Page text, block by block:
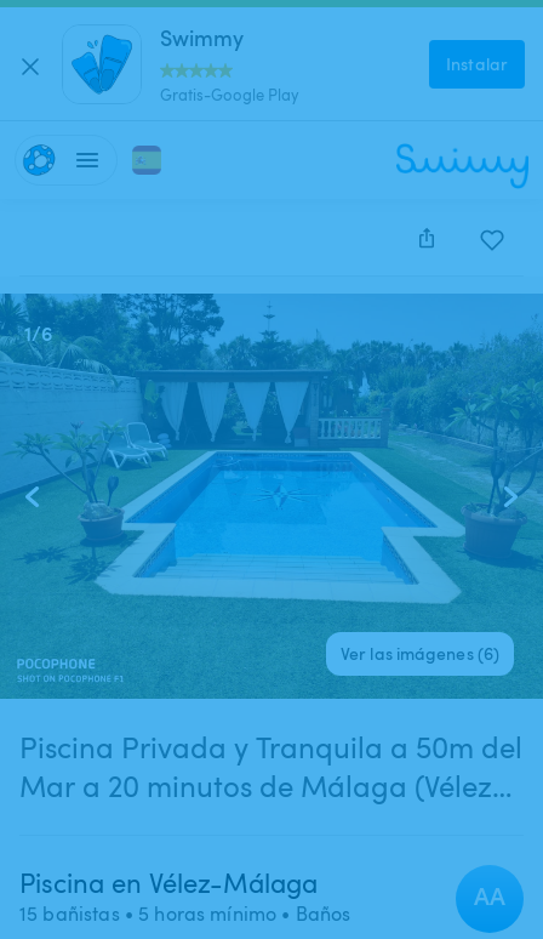
Swimmy
Gratis-Google Play
Instalar
Este anuncio está cerrado y no se puede reservar.
1/6
Ver las imágenes (6)
Piscina Privada y Tranquila a 50m del
Mar a 20 minutos de Málaga (Vélez-
Piscina en Vélez-Málaga
15 bañistas • 5 horas mínimo • Baños
AA